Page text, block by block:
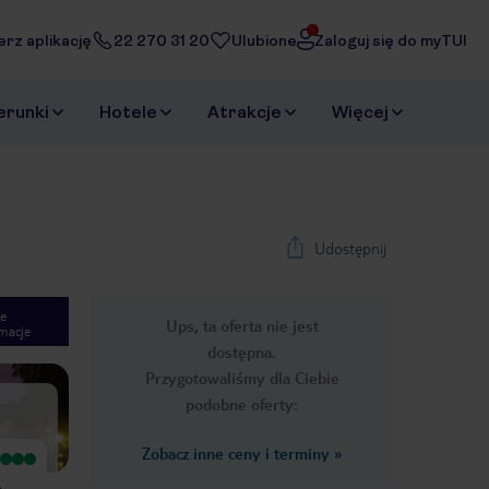
aplikację 22 270 31 20 Ulubione Zaloguj się do myTUI
Hotele Atrakcje Więcej
Udostępnij
Ups, ta oferta nie jest
dostępna.
Przygotowaliśmy dla Ciebie
podobne oferty:
Zobacz inne ceny i terminy »
Next slide
1/14
Wyjątkowy